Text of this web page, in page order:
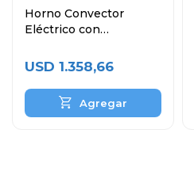
Horno Convector
Eléctrico con
60x40 cm
USD 1.358,66